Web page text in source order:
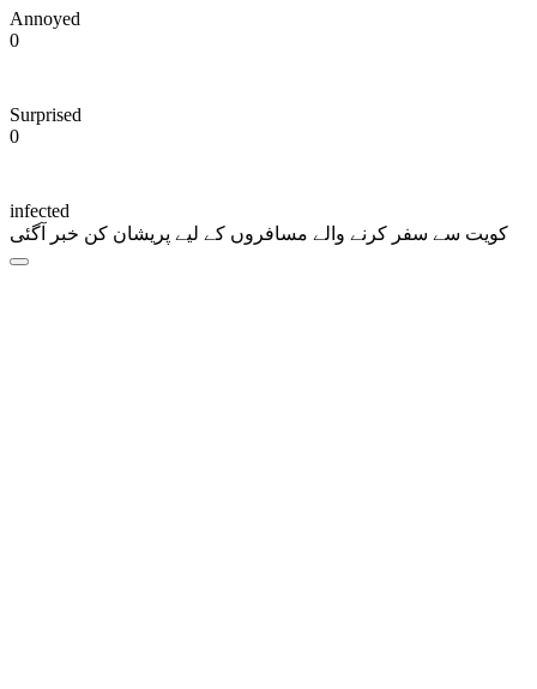
Annoyed
0
Surprised
0
infected
کویت سے سفر کرنے والے مسافروں کے لیے پریشان کن خبر آگئی